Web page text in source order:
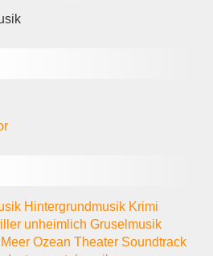
Hintergrundmusik Krimi
unheimlichGruselmusik
MeerOzeanTheater Soundtrack